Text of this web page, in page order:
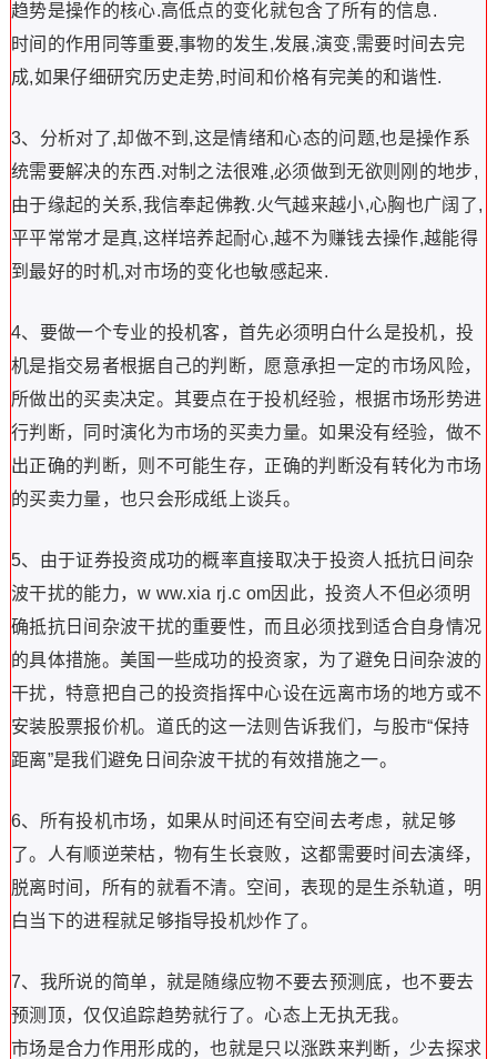
趋势是操作的核心.高低点的变化就包含了所有的信息.
时间的作用同等重要,事物的发生,发展,演变,需要时间去完
成,如果仔细研究历史走势,时间和价格有完美的和谐性.
3、分析对了,却做不到,这是情绪和心态的问题,也是操作系
统需要解决的东西.对制之法很难,必须做到无欲则刚的地步,
由于缘起的关系,我信奉起佛教.火气越来越小,心胸也广阔了,
平平常常才是真,这样培养起耐心,越不为赚钱去操作,越能得
到最好的时机,对市场的变化也敏感起来.
4、要做一个专业的投机客，首先必须明白什么是投机，投
机是指交易者根据自己的判断，愿意承担一定的市场风险，
所做出的买卖决定。其要点在于投机经验，根据市场形势进
行判断，同时演化为市场的买卖力量。如果没有经验，做不
出正确的判断，则不可能生存，正确的判断没有转化为市场
的买卖力量，也只会形成纸上谈兵。
5、由于证券投资成功的概率直接取决于投资人抵抗日间杂
波干扰的能力，w ww.xia rj.c om因此，投资人不但必须明
确抵抗日间杂波干扰的重要性，而且必须找到适合自身情况
的具体措施。美国一些成功的投资家，为了避免日间杂波的
干扰，特意把自己的投资指挥中心设在远离市场的地方或不
安装股票报价机。道氏的这一法则告诉我们，与股市“保持
距离”是我们避免日间杂波干扰的有效措施之一。
6、所有投机市场，如果从时间还有空间去考虑，就足够
了。人有顺逆荣枯，物有生长衰败，这都需要时间去演绎，
脱离时间，所有的就看不清。空间，表现的是生杀轨道，明
白当下的进程就足够指导投机炒作了。
7、我所说的简单，就是随缘应物不要去预测底，也不要去
预测顶，仅仅追踪趋势就行了。心态上无执无我。
市场是合力作用形成的，也就是只以涨跌来判断，少去探求